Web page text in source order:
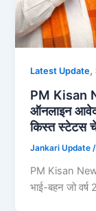
Latest Update,
PM Kisan
ऑनलाइन
किस्त स्टेटस
Jankari Update
PM Kisan
भाई-बहन जो